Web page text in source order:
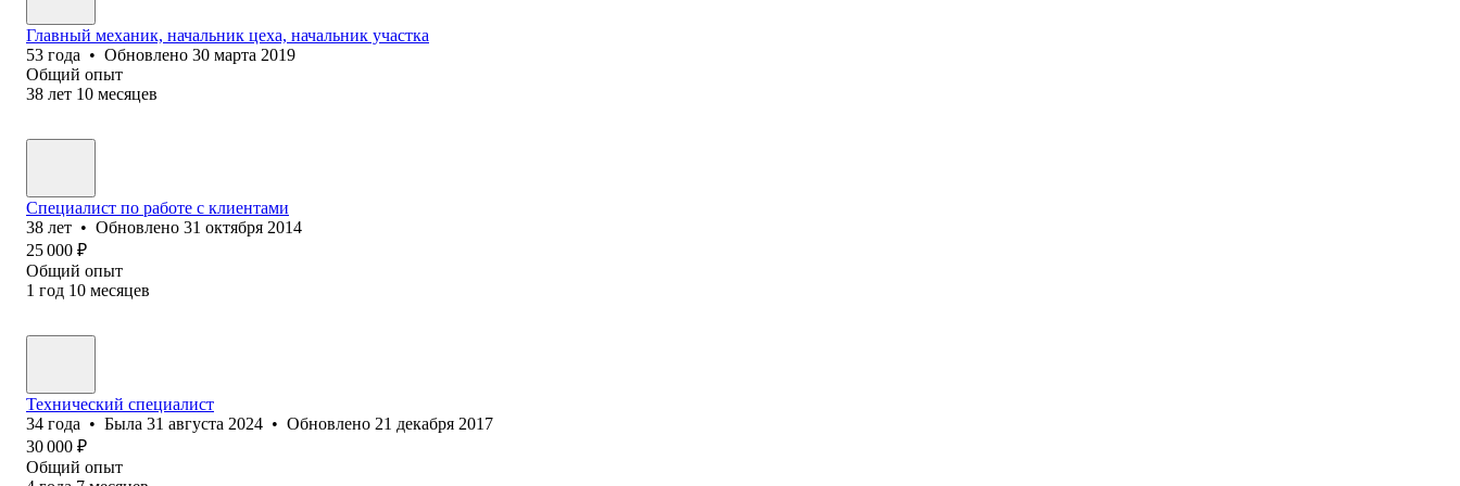
Главный механик, начальник цеха, начальник участка
53 года • Обновлено 30 марта 2019
Общий опыт
38 лет 10 месяцев
Специалист по работе с клиентами
38 лет • Обновлено 31 октября 2014
25 000 ₽
Общий опыт
1 год 10 месяцев
Технический специалист
34 года • Была 31 августа 2024 • Обновлено 21 декабря 2017
30 000 ₽
Общий опыт